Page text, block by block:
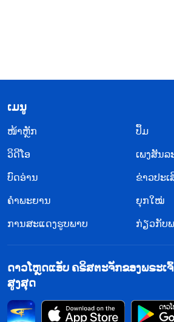
​ເມ​ນູ
​ໜ້າຫຼັກ
ປຶ້ມ
ວິ​ດີ​ໂອ
ເພງສັນລ
ບົດອ່ານ
ຂ່າວປະເ
ຄຳພະຍານ
ຍຸກໃໝ່
ການສະແດງຮູບພາບ
ກ່ຽວກັບ
ດາວໂຫຼດແອັບ ຄຣິສຕະຈັກຂອງພຣະເ
ສູງສຸດ